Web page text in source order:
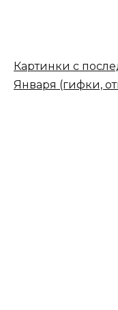
Картинки с
Января (гифки,